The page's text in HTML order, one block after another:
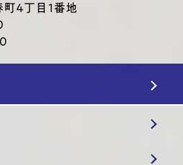
町4丁目1番地